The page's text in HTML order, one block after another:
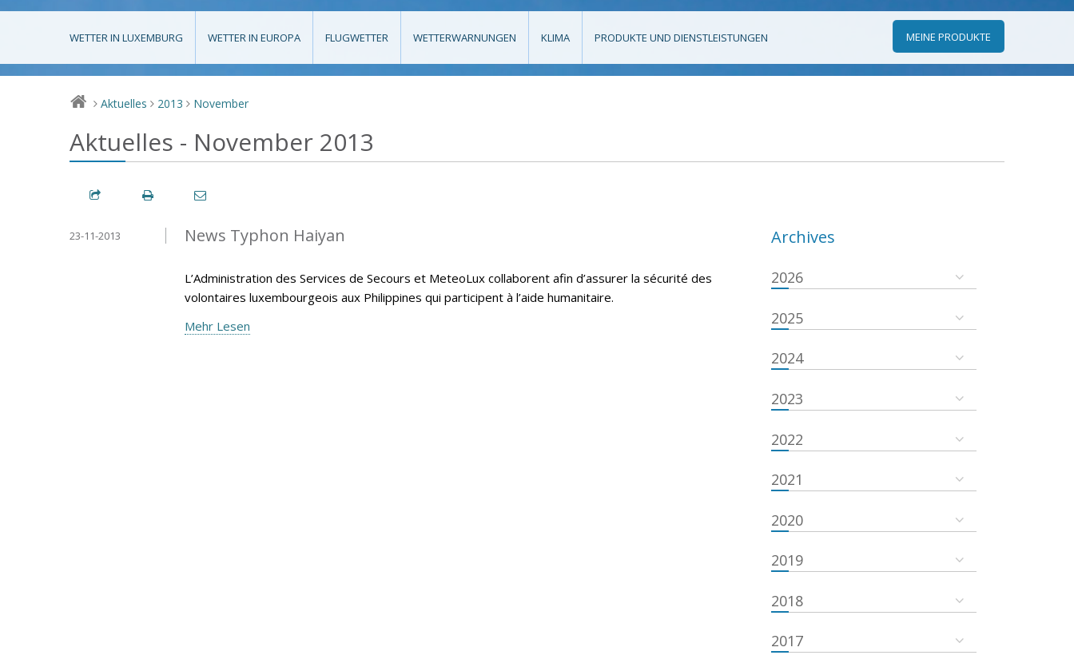
WETTER IN LUXEMBURG WETTER IN EUROPA FLUGWETTER WETTERWARNUNGEN KLIMA PRODUKTE UND DIENSTLEISTUNGEN MEINE PRODUKTE
> Aktuelles > 2013 > November
Aktuelles - November 2013
News Typhon Haiyan
23-11-2013
L’Administration des Services de Secours et MeteoLux collaborent afin d’assurer la sécurité des
volontaires luxembourgeois aux Philippines qui participent à l’aide humanitaire.
Mehr Lesen
Archives
2026
2025
2024
2023
2022
2021
2020
2019
2018
2017